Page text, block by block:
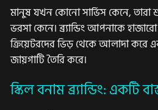
মানুষ যখন কোনো সার্ভিস কেনে, তারা
ভরসা কেনে। ব্র্যান্ডিং আপনাকে হাজারো
ক্রিয়েটরদের ভিড় থেকে আলাদা করে
জায়গাটি তৈরি করে।
স্কিল বনাম ব্র্যান্ডিং: একটি